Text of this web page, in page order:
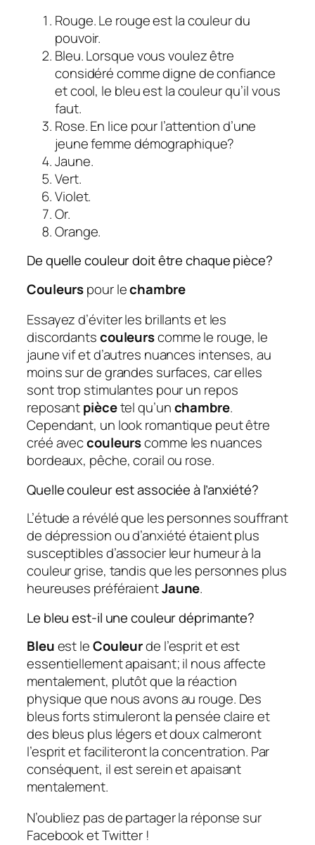
Rouge. Le rouge est la couleur du
pouvoir.
Bleu. Lorsque vous voulez être
considéré comme digne de confiance
et cool, le bleu est la couleur qu’il vous
faut.
Rose. En lice pour l’attention d’une
jeune femme démographique?
Jaune.
Vert.
Violet.
Or.
Orange.
De quelle couleur doit être chaque pièce?
Couleurspour lechambre
Essayez d’éviter les brillants et les
discordantscouleurscomme le rouge, le
jaune vif et d’autres nuances intenses, au
moins sur de grandes surfaces, car elles
sont trop stimulantes pour un repos
reposantpiècetel qu’unchambre.
Cependant, un look romantique peut être
créé aveccouleurscomme les nuances
bordeaux, pêche, corail ou rose.
Quelle couleur est associée à l’anxiété?
L’étude a révélé que les personnes souffrant
de dépression ou d’anxiété étaient plus
susceptibles d’associer leur humeur à la
couleur grise, tandis que les personnes plus
heureuses préféraientJaune.
Le bleu est-il une couleur déprimante?
Bleuest leCouleurde l’esprit et est
essentiellement apaisant; il nous affecte
mentalement, plutôt que la réaction
physique que nous avons au rouge. Des
bleus forts stimuleront la pensée claire et
des bleus plus légers et doux calmeront
l’esprit et faciliteront la concentration. Par
conséquent, il est serein et apaisant
mentalement.
N’oubliez pas de partager la réponse sur
Facebook et Twitter !